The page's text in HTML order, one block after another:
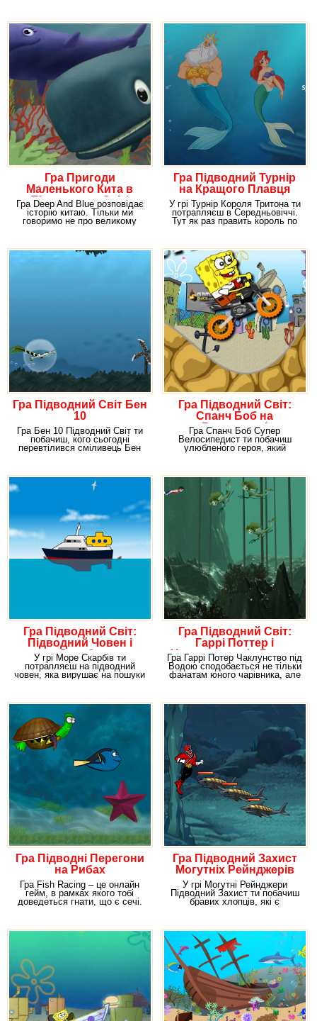
Гра Пригоди
Маленького Кита в
Підводному Світі
Гра Deep And Blue розповідає
історію китаю. Тільки ми
говоримо не про великому
Гра Підводний Турнір
на Кращого Плавця
У грі Турнір Короля Тритона ти
потрапляєш в Середньовіччі.
Тут як раз править король по
Гра Підводний Світ Бен
10
Гра Бен 10 Підводний Світ ти
побачиш, кого сьогодні
перевтілився сміливець Бен
Гра Підводний Світ:
Спанч Боб на
Велосипеді
Гра Спанч Боб Супер
Велосипедист ти побачиш
улюбленого героя, який
Гра Підводний Світ:
Підводний Човен і
Скарби
У грі Море Скарбів ти
потрапляєш на підводний
човен, яка вирушає на пошуки
Гра Підводний Світ:
Гаррі Поттер і
Чаклунство під Водою
Гра Гаррі Потер Чаклунство під
Водою сподобається не тільки
фанатам юного чарівника, але
Гра Підводні Перегони
на Рибах
Гра Fish Racing – це онлайн
гейм, в рамках якого тобі
доведеться гнати, що є сечі.
Гра Підводний Захист
Могутніх Рейнджерів
У грі Могутні Рейнджери
Підводний Захист ти побачиш
бравих хлопців, які є